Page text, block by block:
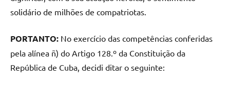
solidário de milhões de compatriotas.
PORTANTO: No exercício das competências conferidas
pela alínea ñ) do Artigo 128.º da Constituição da
República de Cuba, decidi ditar o seguinte: